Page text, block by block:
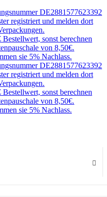
DE2881577623392
registriert und melden dort
sonst berechnen
von 8,50€.
sie 5% Nachlass.
DE2881577623392
registriert und melden dort
sonst berechnen
von 8,50€.
sie 5% Nachlass.